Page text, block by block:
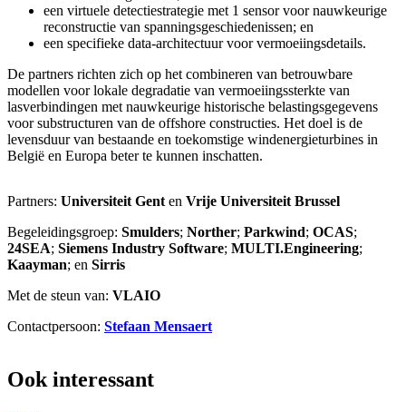
een virtuele detectiestrategie met 1 sensor voor nauwkeurige
reconstructie van spanningsgeschiedenissen; en
een specifieke data-architectuur voor vermoeiingsdetails.
De partners richten zich op het combineren van betrouwbare
modellen voor lokale degradatie van vermoeiingssterkte van
lasverbindingen met nauwkeurige historische belastingsgegevens
voor substructuren van de offshore constructies. Het doel is de
levensduur van bestaande en toekomstige windenergieturbines in
België en Europa beter te kunnen inschatten.
Partners: Universiteit Gent en Vrije Universiteit Brussel
Begeleidingsgroep: Smulders; Norther; Parkwind; OCAS;
24SEA; Siemens Industry Software; MULTI.Engineering;
Kaayman; en Sirris
Met de steun van: VLAIO
Contactpersoon: Stefaan Mensaert
Ook interessant